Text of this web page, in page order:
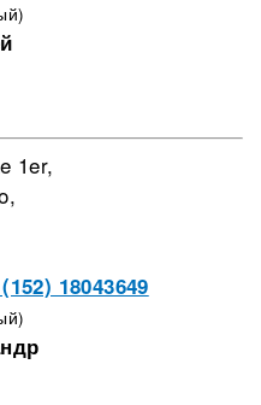
1er,
18043649